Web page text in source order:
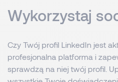
Wykorzystaj
Czy Twój profil LinkedIn jest
profesjonalna platforma i
sprawdzą na niej twój profil.